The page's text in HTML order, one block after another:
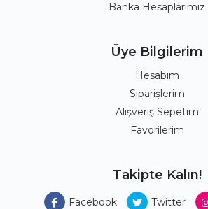
Banka Hesaplarımız
Üye Bilgilerim
Hesabım
Siparişlerim
Alışveriş Sepetim
Favorilerim
Takipte Kalın!
Facebook Twitter